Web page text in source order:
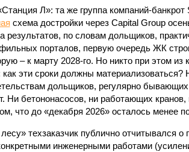
Л»: та же группа компаний-банкрот
схема достройки через Capital Group
результатов, по словам дольщиков,
порталов, первую очередь ЖК
– к марту 2028-го. Но никто при этом из
эти сроки должны материализоваться?
дольщиков, регулярно бывающих
Ни бетононасосов, ни работающих
что до «декабря 2026» осталось менее
техзаказчик публично отчитывался о
инженерными работами